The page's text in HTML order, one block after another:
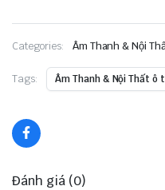
Categories: Âm Thanh & Nội
Tags: Âm Thanh & Nội Thất ô
Đánh giá (0)